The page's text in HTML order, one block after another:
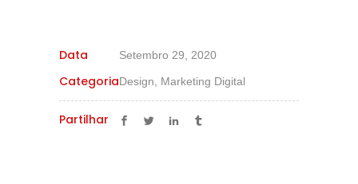
Data Setembro 29, 2020
CategoriaDesign, Marketing Digital
Partilhar